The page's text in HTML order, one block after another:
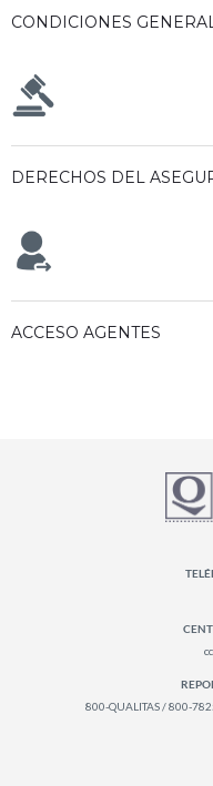
CONDICIONES
DERECHOS DEL
ACCESO AGENTES
800-QUALITAS / 800-